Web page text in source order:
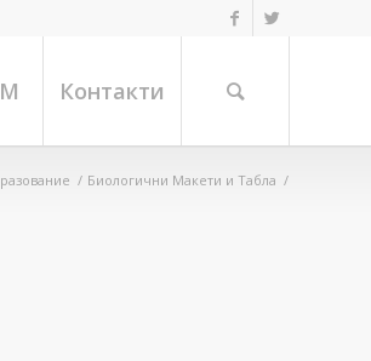
Контакти
/ Биологични Макети и Табла /